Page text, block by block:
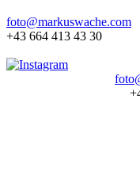
foto@markuswache.com
+43 664 413 43 30